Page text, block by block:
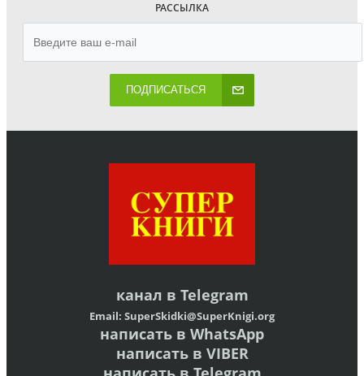
РАССЫЛКА
ПОДПИСАТЬСЯ
канал в Telegram
Email: SuperSkidki@SuperKnigi.org
написать в WhatsApp
написать в VIBER